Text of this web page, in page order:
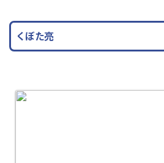
くぼた亮